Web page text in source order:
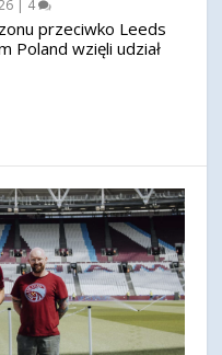
| 4
przeciwko Leeds
Poland wzięli udział